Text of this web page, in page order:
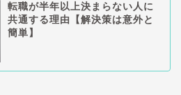
転職が半年以上決まらない人に
共通する理由【解決策は意外と
簡単】